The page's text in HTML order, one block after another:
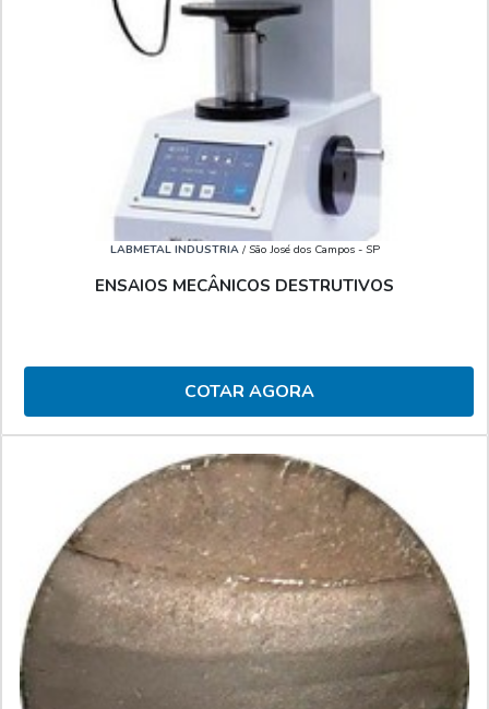
LABMETAL INDUSTRIA/ São José dos Campos - SP
ENSAIOS MECÂNICOS DESTRUTIVOS
COTAR AGORA